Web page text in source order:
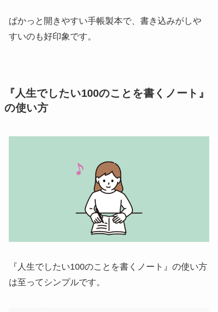
ぱかっと開きやすい手帳製本で、書き込みがしや
すいのも好印象です。
『人生でしたい100のことを書くノート』
の使い方
『人生でしたい100のことを書くノート』の使い方
は至ってシンプルです。